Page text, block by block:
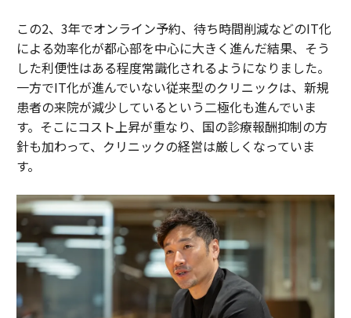
この2、3年でオンライン予約、待ち時間削減などのIT化
による効率化が都心部を中心に大きく進んだ結果、そう
した利便性はある程度常識化されるようになりました。
一方でIT化が進んでいない従来型のクリニックは、新規
患者の来院が減少しているという二極化も進んでいま
す。そこにコスト上昇が重なり、国の診療報酬抑制の方
針も加わって、クリニックの経営は厳しくなっていま
す。